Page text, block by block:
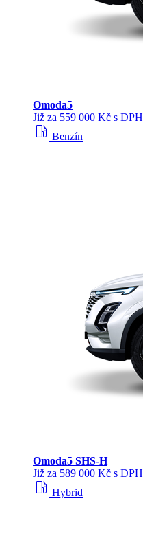
Omoda5
Již za 559 000 Kč s DPH
local_gas_station Benzín
Omoda5 SHS‑H
Již za 589 000 Kč s DPH
local_gas_station Hybrid